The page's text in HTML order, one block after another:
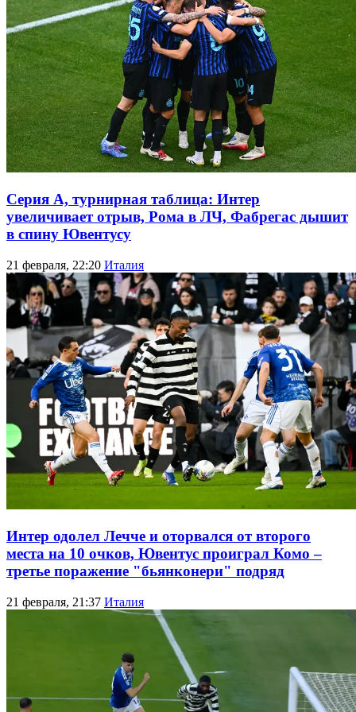
Серия А, турнирная таблица: Интер
увеличивает отрыв, Рома в ЛЧ, Фабрегас дышит
в спину Ювентусу
21 февраля, 22:20 Италия
Интер одолел Лечче и оторвался от второго
места на 10 очков, Ювентус проиграл Комо –
третье поражение "бьянконери" подряд
21 февраля, 21:37 Италия